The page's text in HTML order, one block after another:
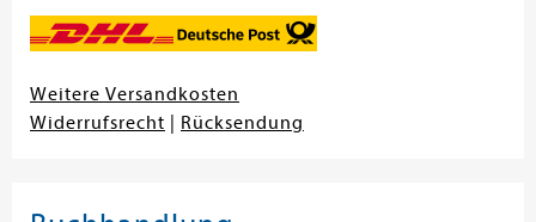
Weitere Versandkosten
Widerrufsrecht
Rücksendung